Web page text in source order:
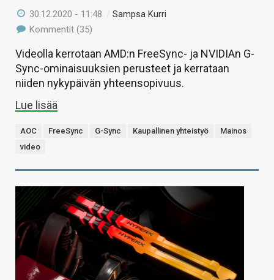
30.12.2020 - 11:48 /Sampsa Kurri
Kommentit (35)
Videolla kerrotaan AMD:n FreeSync- ja NVIDIAn G-
Sync-ominaisuuksien perusteet ja kerrataan
niiden nykypäivän yhteensopivuus.
Lue lisää
AOC FreeSync G-Sync Kaupallinen yhteistyö
Mainos
video